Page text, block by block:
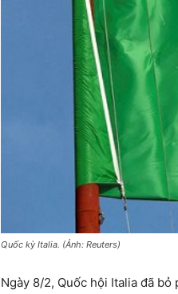
Quốc kỳ Italia. (Ảnh: Reuters)
Ngày 8/2, Quốc hội Italia đã